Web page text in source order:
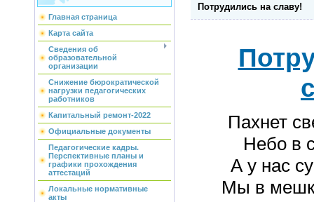
Главная страница
Карта сайта
Сведения об
образовательной
организации
Снижение бюрократической
нагрузки педагогических
работников
Капитальный ремонт-2022
Официальные документы
Педагогические кадры.
Перспективные планы и
графики прохождения
аттестаций
Локальные нормативные
акты
Потрудились на славу!
Пахнет
Небо в
А у нас
Мы в